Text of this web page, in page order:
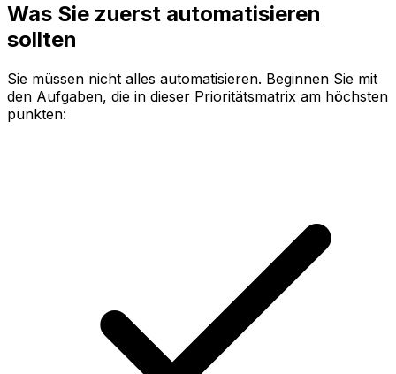
Was Sie zuerst automatisieren
sollten
Sie müssen nicht alles automatisieren. Beginnen Sie mit
den Aufgaben, die in dieser Prioritätsmatrix am höchsten
punkten: